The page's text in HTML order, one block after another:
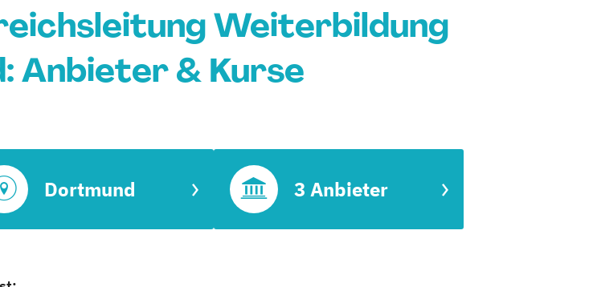
Weiterbildung
Anbieter & Kurse
Dortmund 3 Anbieter